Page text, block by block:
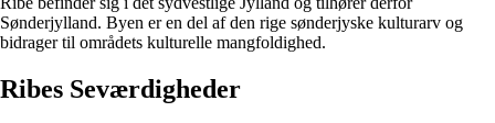
Sønderjylland. Byen er en del af den rige sønderjyske kulturarv og
bidrager til områdets kulturelle mangfoldighed.
Ribes Seværdigheder